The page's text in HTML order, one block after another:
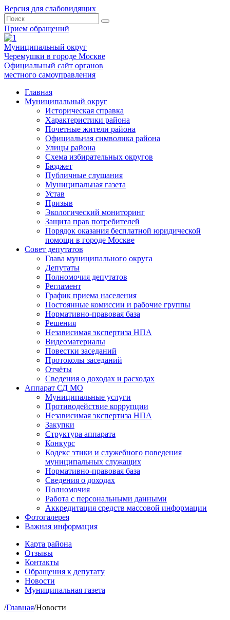
Версия для слабовидящих
Прием обращений
Муниципальный округ
Черемушки в городе Москве
Официальный сайт органов
местного самоуправления
Главная
Муниципальный округ
Историческая справка
Характеристики района
Почетные жители района
Официальная символика района
Улицы района
Схема избирательных округов
Бюджет
Публичные слушания
Муниципальная газета
Устав
Призыв
Экологический мониторинг
Защита прав потребителей
Порядок оказания бесплатной юридической
помощи в городе Москве
Совет депутатов
Глава муниципального округа
Депутаты
Полномочия депутатов
Регламент
График приема населения
Постоянные комиссии и рабочие группы
Нормативно-правовая база
Решения
Независимая экспертиза НПА
Видеоматериалы
Повестки заседаний
Протоколы заседаний
Отчёты
Сведения о доходах и расходах
Аппарат СД МО
Муниципальные услуги
Противодействие коррупции
Независимая экспертиза НПА
Закупки
Структура аппарата
Конкурс
Кодекс этики и служебного поведения
муниципальных служащих
Нормативно-правовая база
Сведения о доходах
Полномочия
Работа с персональными данными
Аккредитация средств массовой информации
Фотогалерея
Важная информация
Карта района
Отзывы
Контакты
Обращения к депутату
Новости
Муниципальная газета
/Главная/Новости